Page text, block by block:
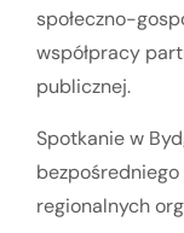
społeczno-
współpracy
publicznej.
Spotkanie w
regionalnych